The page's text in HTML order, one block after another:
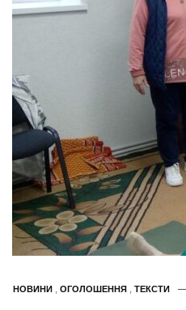
НОВИНИ ОГОЛОШЕННЯ ТЕКСТИ